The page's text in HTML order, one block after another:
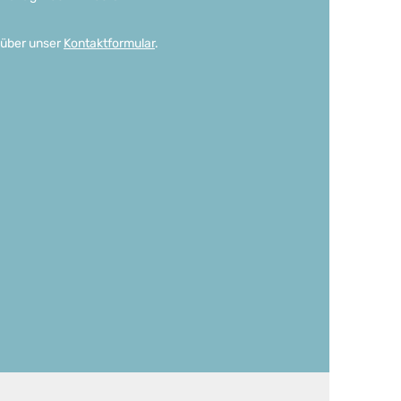
unser Kontaktformular.